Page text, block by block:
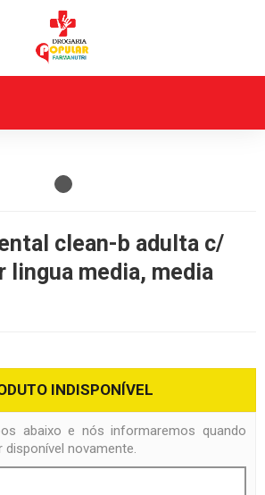
clean-b adulta c/
lingua media, media
INDISPONÍVEL
abaixo e nós informaremos quando
novamente.